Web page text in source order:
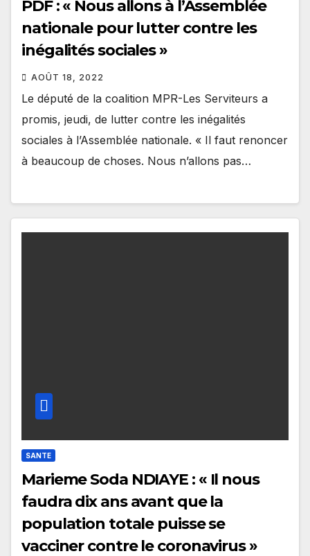
PDF : « Nous allons à l’Assemblée
nationale pour lutter contre les
inégalités sociales »
AOÛT 18, 2022
Le député de la coalition MPR-Les Serviteurs a
promis, jeudi, de lutter contre les inégalités
sociales à l’Assemblée nationale. « Il faut renoncer
à beaucoup de choses. Nous n’allons pas…
SANTE
Marieme Soda NDIAYE : « Il nous
faudra dix ans avant que la
population totale puisse se
vacciner contre le coronavirus »